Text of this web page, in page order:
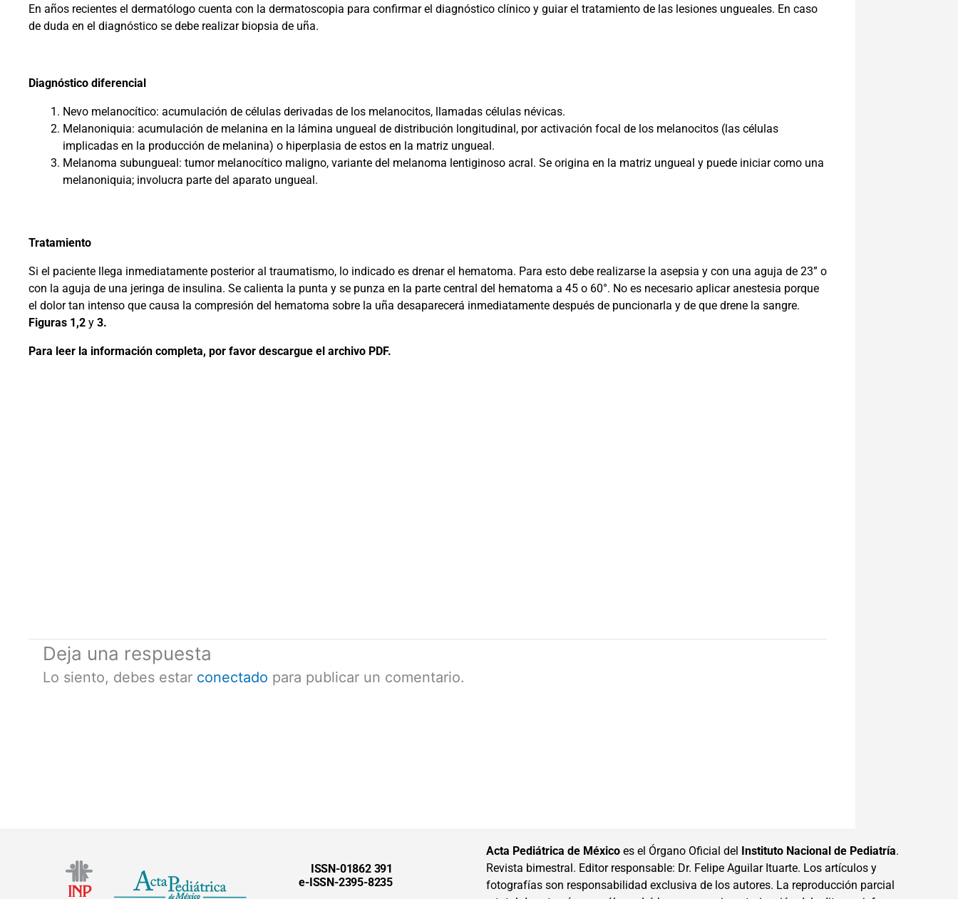
En años recientes el dermatólogo cuenta con la dermatoscopia para confirmar el diagnóstico clínico y guiar el tratamiento de las lesiones ungueales. En caso
de duda en el diagnóstico se debe realizar biopsia de uña.
Diagnóstico diferencial
Nevo melanocítico: acumulación de células derivadas de los melanocitos, llamadas células névicas.
Melanoniquia: acumulación de melanina en la lámina ungueal de distribución longitudinal, por activación focal de los melanocitos (las células
implicadas en la producción de melanina) o hiperplasia de estos en la matriz ungueal.
Melanoma subungueal: tumor melanocítico maligno, variante del melanoma lentiginoso acral. Se origina en la matriz ungueal y puede iniciar como una
melanoniquia; involucra parte del aparato ungueal.
Tratamiento
Si el paciente llega inmediatamente posterior al traumatismo, lo indicado es drenar el hematoma. Para esto debe realizarse la asepsia y con una aguja de 23” o
con la aguja de una jeringa de insulina. Se calienta la punta y se punza en la parte central del hematoma a 45 o 60°. No es necesario aplicar anestesia porque
el dolor tan intenso que causa la compresión del hematoma sobre la uña desaparecerá inmediatamente después de puncionarla y de que drene la sangre.
Figuras 1,2 y 3.
Para leer la información completa, por favor descargue el archivo PDF.
Deja una respuesta
Lo siento, debes estar conectado para publicar un comentario.
ISSN-01862 391
e-ISSN-2395-8235
Acta Pediátrica de México es el Órgano Oficial del Instituto Nacional de Pediatría.
Revista bimestral. Editor responsable: Dr. Felipe Aguilar Ituarte. Los artículos y
fotografías son responsabilidad exclusiva de los autores. La reproducción parcial